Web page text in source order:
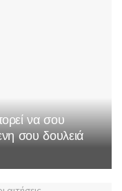
να σου
σου δουλειά